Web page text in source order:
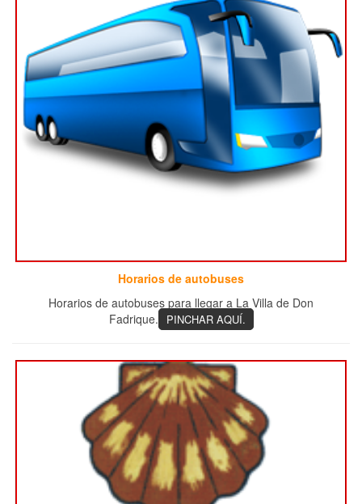
Horarios de autobuses
Horarios de autobuses para llegar a La Villa de Don
Fadrique.
PINCHAR AQUÍ.